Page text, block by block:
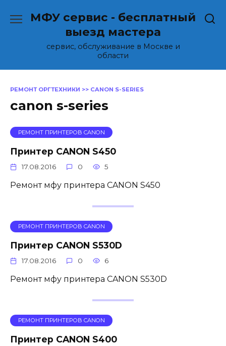
МФУ сервис - бесплатный
выезд мастера
сервис, обслуживание в Москве и
области
РЕМОНТ ОРГТЕХНИКИ >> CANON S-SERIES
canon s-series
РЕМОНТ ПРИНТЕРОВ CANON
Принтер CANON S450
17.08.2016 0 5
Ремонт мфу принтера CANON S450
РЕМОНТ ПРИНТЕРОВ CANON
Принтер CANON S530D
17.08.2016 0 6
Ремонт мфу принтера CANON S530D
РЕМОНТ ПРИНТЕРОВ CANON
Принтер CANON S400